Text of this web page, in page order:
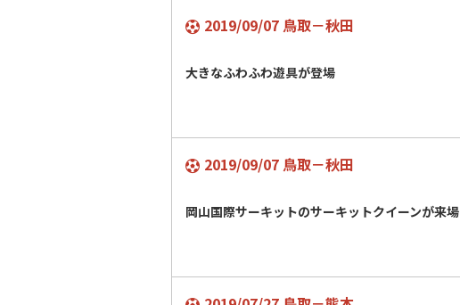
2019/09/07 鳥取－秋田
大きなふわふわ遊具が登場
2019/09/07 鳥取－秋田
岡山国際サーキットのサーキットクイーンが来場